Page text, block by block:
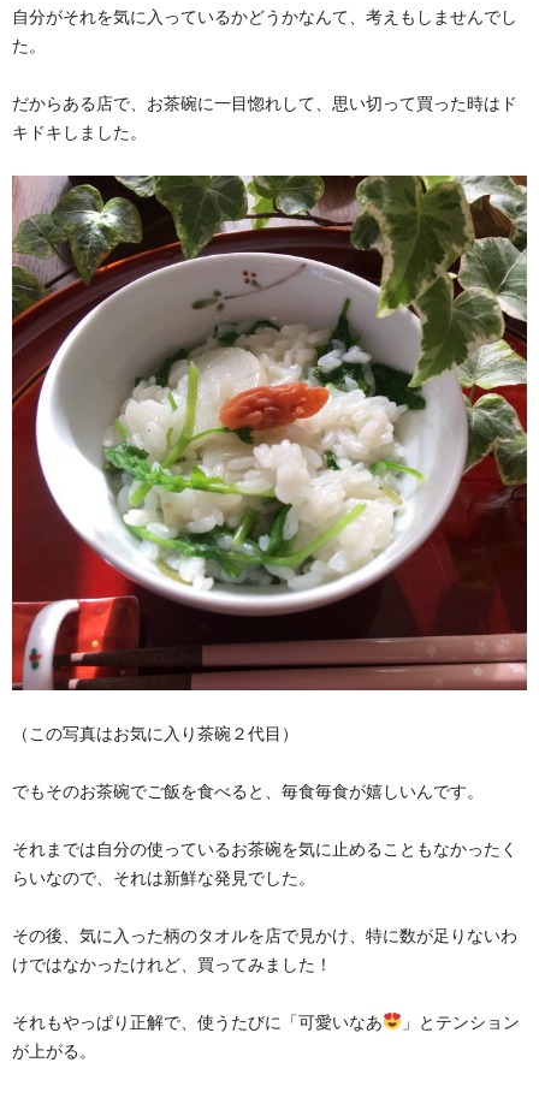
自分がそれを気に入っているかどうかなんて、考えもしませんでし
た。
だからある店で、お茶碗に一目惚れして、思い切って買った時はド
キドキしました。
（この写真はお気に入り茶碗２代目）
でもそのお茶碗でご飯を食べると、毎食毎食が嬉しいんです。
それまでは自分の使っているお茶碗を気に止めることもなかったく
らいなので、それは新鮮な発見でした。
その後、気に入った柄のタオルを店で見かけ、特に数が足りないわ
けではなかったけれど、買ってみました！
それもやっぱり正解で、使うたびに「可愛いなあ
」とテンション
が上がる。